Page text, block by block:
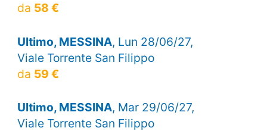
da 58 €
Ultimo, MESSINA, Lun 28/06/27,
Viale Torrente San Filippo
da 59 €
Ultimo, MESSINA, Mar 29/06/27,
Viale Torrente San Filippo